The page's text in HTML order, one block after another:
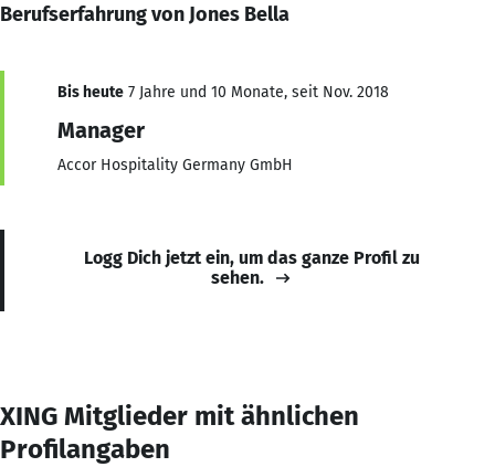
Berufserfahrung von Jones Bella
Bis heute 7 Jahre und 10 Monate, seit Nov. 2018
Manager
Accor Hospitality Germany GmbH
Logg Dich jetzt ein, um das ganze Profil zu
sehen.
XING Mitglieder mit ähnlichen
Profilangaben